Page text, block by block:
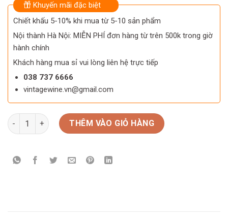
Khuyến mãi đặc biệt
Chiết khấu 5-10% khi mua từ 5-10 sản phẩm
Nội thành Hà Nội: MIỄN PHÍ đơn hàng từ trên 500k trong giờ
hành chính
Khách hàng mua sỉ vui lòng liên hệ trực tiếp
038 737 6666
vintagewine.vn@gmail.com
Hộp quà Tết Black Canarium 06 số lượng
THÊM VÀO GIỎ HÀNG